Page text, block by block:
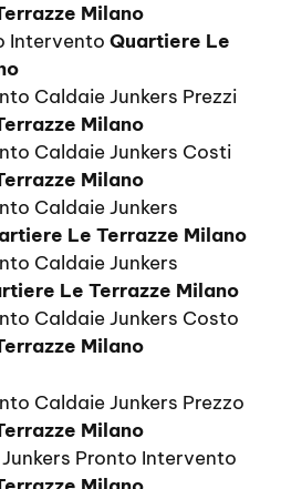
Milano
Intervento Quartiere Le
Caldaie Junkers Prezzi
Milano
Caldaie Junkers Costi
Milano
Caldaie Junkers
Le Terrazze Milano
Caldaie Junkers
Le Terrazze Milano
Caldaie Junkers Costo
Milano
Caldaie Junkers Prezzo
Milano
Pronto Intervento